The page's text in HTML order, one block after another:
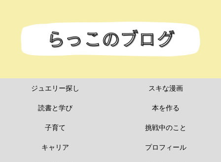
ジュエリー探し スキな漫画
読書と学び 本を作る
子育て 挑戦中のこと
キャリア プロフィール